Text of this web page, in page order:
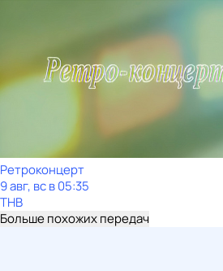
Ретроконцерт
9 авг, вс в 05:35
ТНВ
Больше похожих передач